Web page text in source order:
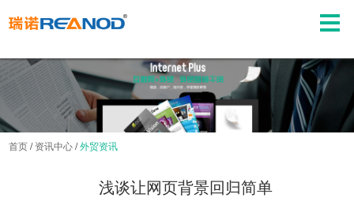
首页 / 资讯中心 /外贸资讯
浅谈让网页背景回归简单